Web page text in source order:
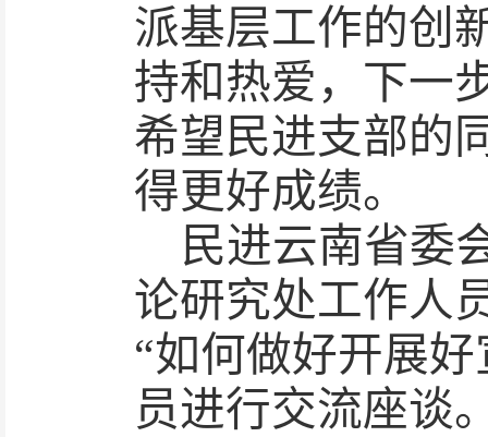
派基层工作的创
持和热爱，下一
希望民进支部的
得更好成绩。
民进云南省委
论研究处工作人
“如何做好开展
员进行交流座谈